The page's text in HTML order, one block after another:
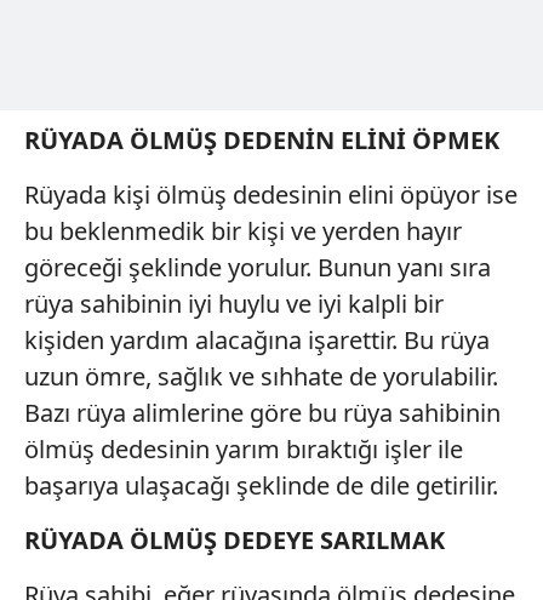
sınırlı olarak açık rızanız dahilinde kullanılacaktır.
Çerezlere ilişkin tercihlerinizi aşağıda yer alan panel
vasıtasıyla belirleyebilirsiniz. Çerezlere ilişkin detaylı bilgi
için Ayarlar butonuna tıklayabilir,Çerez Bilgilendirme
Metnimiziziyaret edebilirsiniz.
6698 sayılı Kişisel Verilerin Korunması Kanunu uyarınca
hazırlanmış Aydınlatma Metnimizi okumak ve sitemizde
ilgili mevzuata uygun olarak kullanılan çerezlerle ilgili bilgi
almak için lütfentıklayınız .
RÜYADA ÖLMÜŞ DEDENİN ELİNİ ÖPMEK
Rüyada kişi ölmüş dedesinin elini öpüyor ise
bu beklenmedik bir kişi ve yerden hayır
göreceği şeklinde yorulur. Bunun yanı sıra
rüya sahibinin iyi huylu ve iyi kalpli bir
kişiden yardım alacağına işarettir. Bu rüya
uzun ömre, sağlık ve sıhhate de yorulabilir.
Bazı rüya alimlerine göre bu rüya sahibinin
ölmüş dedesinin yarım bıraktığı işler ile
başarıya ulaşacağı şeklinde de dile getirilir.
RÜYADA ÖLMÜŞ DEDEYE SARILMAK